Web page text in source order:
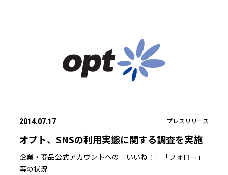
2014.07.17 プレスリリース
オプト、SNSの利用実態に関する調査を実施
企業・商品公式アカウントへの「いいね！」「フォロー」
等の状況